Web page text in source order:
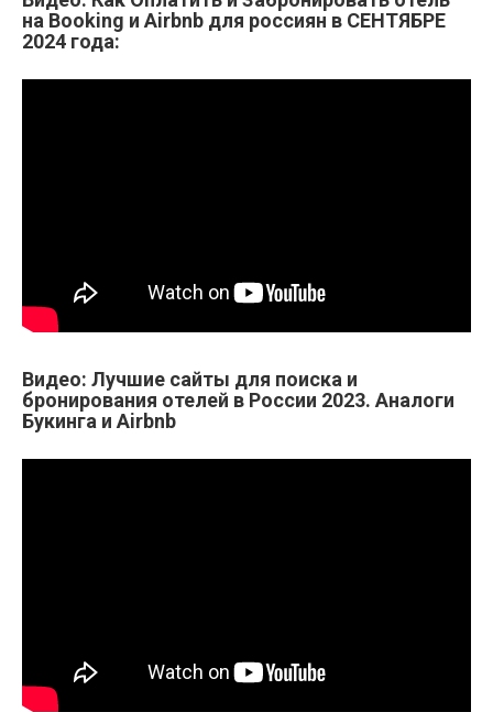
на Booking и Airbnb для россиян в СЕНТЯБРЕ
2024 года:
Видео: Лучшие сайты для поиска и
бронирования отелей в России 2023. Аналоги
Букинга и Airbnb